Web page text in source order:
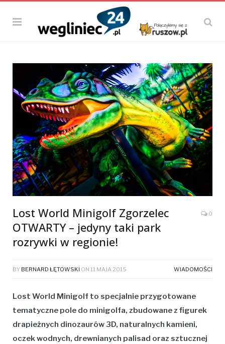
Lost World Minigolf Zgorzelec
OTWARTY – jedyny taki park
rozrywki w regionie!
0
BY BERNARD ŁĘTOWSKI ON 11 MAJA 2015 WIADOMOŚCI
Lost World Minigolf to specjalnie przygotowane
tematyczne pole do minigolfa, zbudowane z figurek
drapieżnych dinozaurów 3D, naturalnych kamieni,
oczek wodnych, drewnianych palisad oraz sztucznej